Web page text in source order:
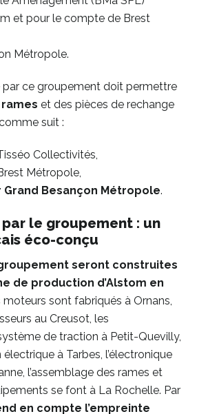
et pour le compte de Brest
Métropole.
par ce groupement doit permettre
rames et des pièces de rechange
suit :
Collectivités,
Métropole,
Grand Besançon Métropole.
par le groupement : un
éco-conçu
seront construites
de production d’Alstom en
moteurs sont fabriqués à Ornans,
au Creusot, les
de traction à Petit-Quevilly,
à Tarbes, l’électronique
l’assemblage des rames et
se font à La Rochelle. Par
en compte l’empreinte